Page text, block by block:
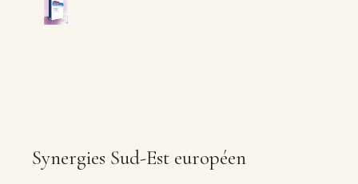
Synergies Sud-Est européen